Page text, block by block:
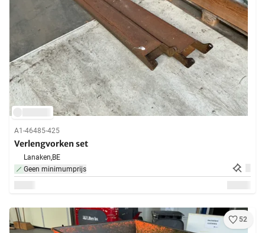
A1-46485-425
Verlengvorken set
Lanaken,BE
Geen minimumprijs
52